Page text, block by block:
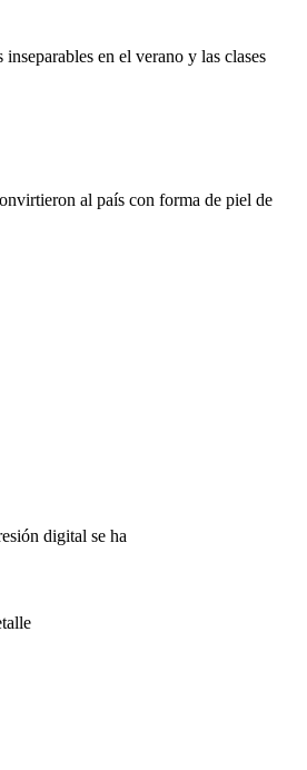
en el verano y las clases
al país con forma de piel de
digital se ha